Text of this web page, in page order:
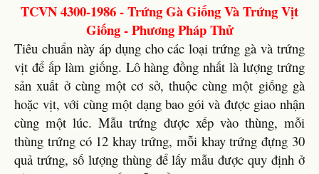
TCVN 4300-1986 - Trứng Gà Giống Và Trứng Vịt
Giống - Phương Pháp Thử
Tiêu chuẩn này áp dụng cho các loại trứng gà và trứng
vịt để ấp làm giống. Lô hàng đồng nhất là lượng trứng
sản xuất ở cùng một cơ sở, thuộc cùng một giống gà
hoặc vịt, với cùng một dạng bao gói và được giao nhận
cùng một lúc. Mẫu trứng được xếp vào thùng, mỗi
thùng trứng có 12 khay trứng, mỗi khay trứng đựng 30
quả trứng, số lượng thùng để lấy mẫu được quy định ở